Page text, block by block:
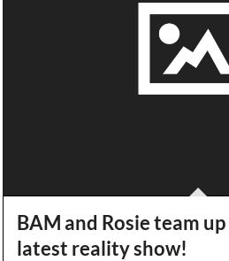
BAM and Rosie team
latest reality show!